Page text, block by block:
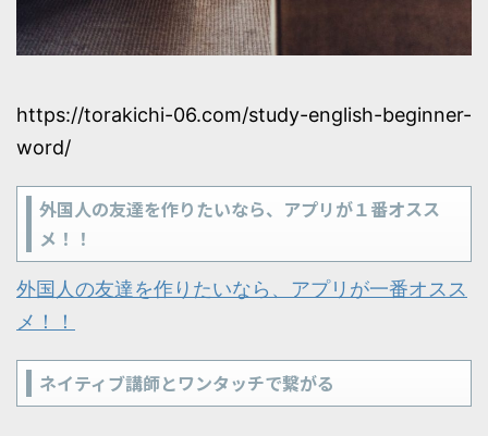
https://torakichi-06.com/study-english-beginner-
word/
外国人の友達を作りたいなら、アプリが１番オスス
メ！！
外国人の友達を作りたいなら、アプリが一番オスス
メ！！
ネイティブ講師とワンタッチで繋がる